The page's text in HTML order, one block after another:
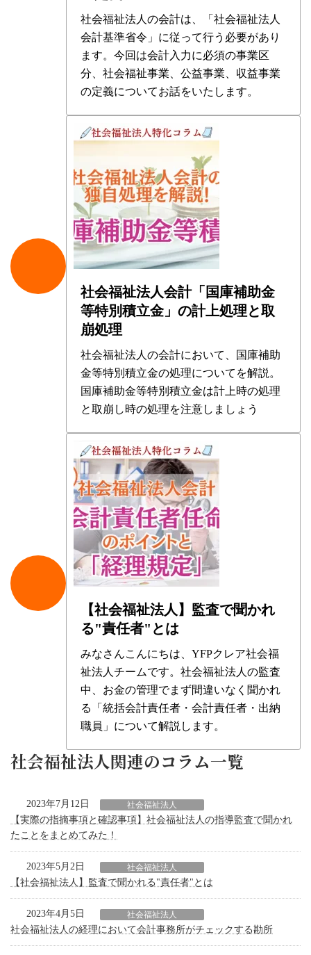
社会福祉法人の会計は、「社会福祉法人
会計基準省令」に従って行う必要があり
ます。今回は会計入力に必須の事業区
分、社会福祉事業、公益事業、収益事業
の定義についてお話をいたします。
社会福祉法人会計「国庫補助金
等特別積立金」の計上処理と取
崩処理
社会福祉法人の会計において、国庫補助
金等特別積立金の処理についてを解説。
国庫補助金等特別積立金は計上時の処理
と取崩し時の処理を注意しましょう
【社会福祉法人】監査で聞かれ
る"責任者"とは
みなさんこんにちは、YFPクレア社会福
祉法人チームです。社会福祉法人の監査
中、お金の管理でまず間違いなく聞かれ
る「統括会計責任者・会計責任者・出納
職員」について解説します。
社会福祉法人関連のコラム一覧
2023年7月12日 社会福祉法人
【実際の指摘事項と確認事項】社会福祉法人の指導監査で聞かれ
たことをまとめてみた！
2023年5月2日 社会福祉法人
【社会福祉法人】監査で聞かれる"責任者"とは
2023年4月5日 社会福祉法人
社会福祉法人の経理において会計事務所がチェックする勘所